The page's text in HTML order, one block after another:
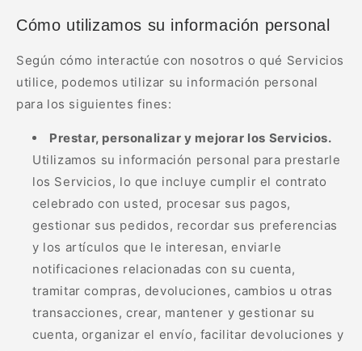
Cómo utilizamos su información personal
Según cómo interactúe con nosotros o qué Servicios
utilice, podemos utilizar su información personal
para los siguientes fines:
Prestar, personalizar y mejorar los Servicios.
Utilizamos su información personal para prestarle
los Servicios, lo que incluye cumplir el contrato
celebrado con usted, procesar sus pagos,
gestionar sus pedidos, recordar sus preferencias
y los artículos que le interesan, enviarle
notificaciones relacionadas con su cuenta,
tramitar compras, devoluciones, cambios u otras
transacciones, crear, mantener y gestionar su
cuenta, organizar el envío, facilitar devoluciones y